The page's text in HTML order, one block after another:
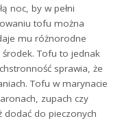
noc, by w pełni
tofu można
mu różnorodne
Tofu to jednak
sprawia, że
Tofu w marynacie
zupach czy
dodać do pieczonych